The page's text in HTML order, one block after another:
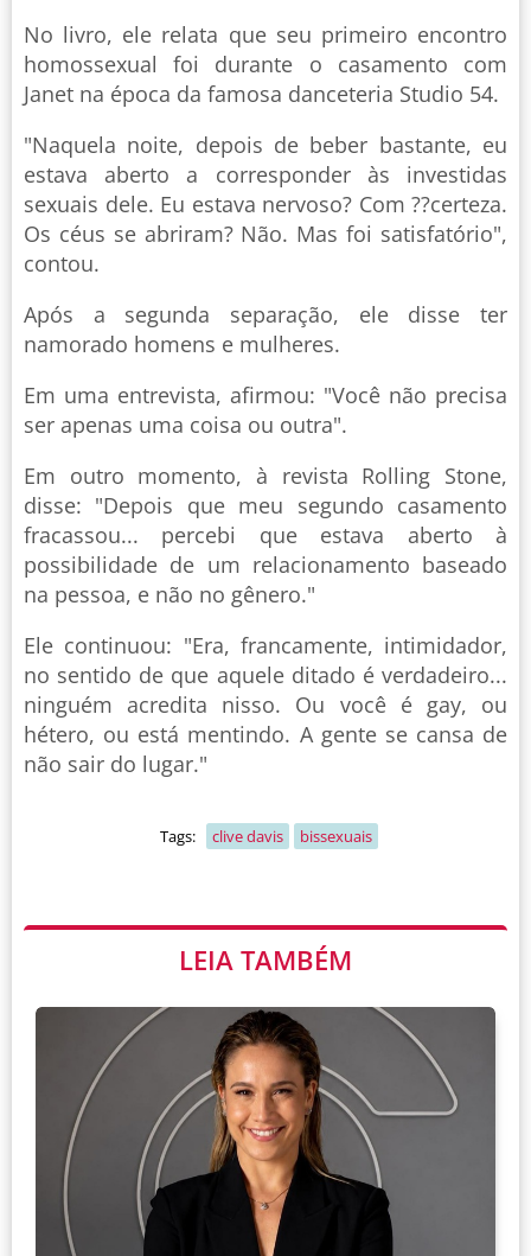
No livro, ele relata que seu primeiro encontro
homossexual foi durante o casamento com
Janet na época da famosa danceteria Studio 54.
"Naquela noite, depois de beber bastante, eu
estava aberto a corresponder às investidas
sexuais dele. Eu estava nervoso? Com ??certeza.
Os céus se abriram? Não. Mas foi satisfatório",
contou.
Após a segunda separação, ele disse ter
namorado homens e mulheres.
Em uma entrevista, afirmou: "Você não precisa
ser apenas uma coisa ou outra".
Em outro momento, à revista Rolling Stone,
disse: "Depois que meu segundo casamento
fracassou... percebi que estava aberto à
possibilidade de um relacionamento baseado
na pessoa, e não no gênero."
Ele continuou: "Era, francamente, intimidador,
no sentido de que aquele ditado é verdadeiro...
ninguém acredita nisso. Ou você é gay, ou
hétero, ou está mentindo. A gente se cansa de
não sair do lugar."
Tags: clive davis bissexuais
LEIA TAMBÉM